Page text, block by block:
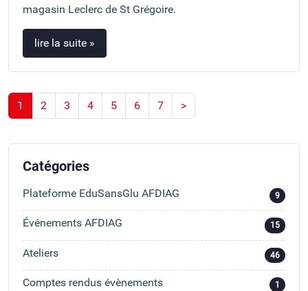
magasin Leclerc de St Grégoire.
lire la suite »
1 2 3 4 5 6 7 >
Catégories
Plateforme EduSansGlu AFDIAG 9
Événements AFDIAG 15
Ateliers 46
Comptes rendus évènements 1